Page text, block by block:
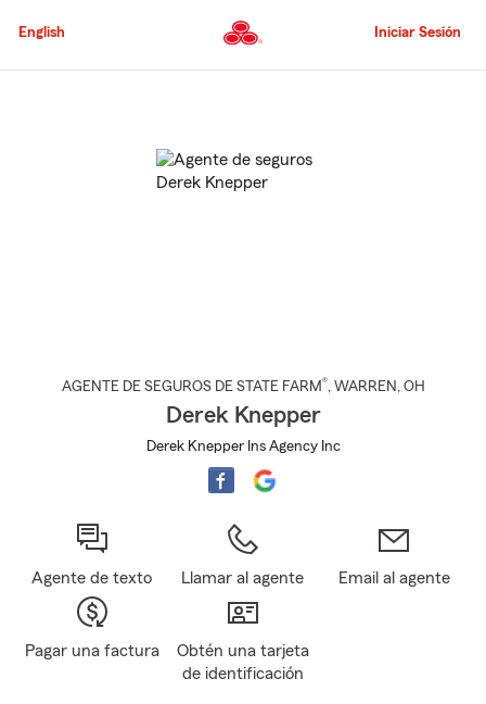
al
principal
English Iniciar Sesión
AGENTE DE SEGUROS DE STATE FARM®, WARREN , OH
Derek Knepper
Derek Knepper Ins Agency Inc
Agente de texto Llamar al agente Email al agente
Pagar una factura
Obtén una tarjeta
de identificación